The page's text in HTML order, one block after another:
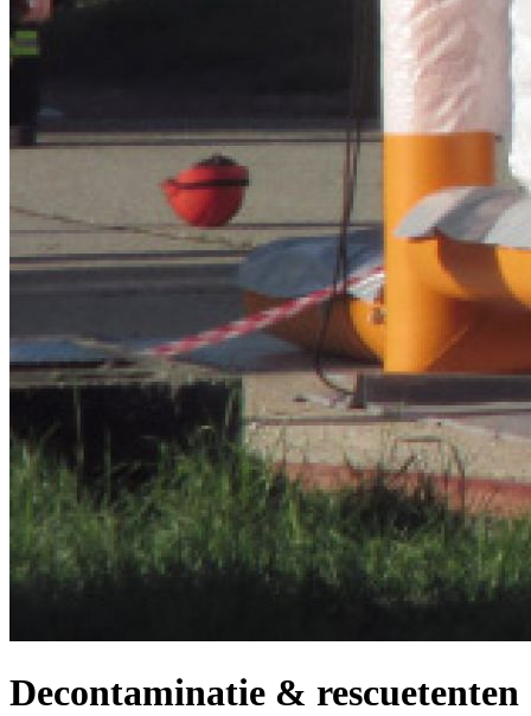
Decontaminatie & rescuetenten